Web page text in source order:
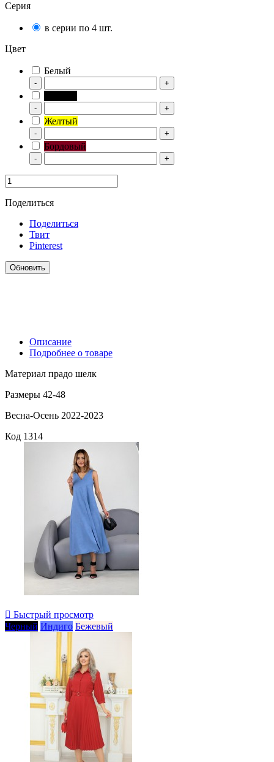
Серия
в серии по 4 шт.
Цвет
Белый
- +
- +
Желтый
- +
Бордовый
- +
Поделиться
Поделиться
Твит
Pinterest
Описание
Подробнее о товаре
Материал прадо шелк
Размеры 42-48
Весна-Осень 2022-2023
Код 1314
 Быстрый просмотр
Черный Индиго Бежевый